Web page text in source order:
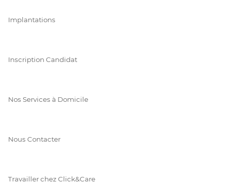
Implantations
Inscription Candidat
Nos Services à Domicile
Nous Contacter
Travailler chez Click&Care